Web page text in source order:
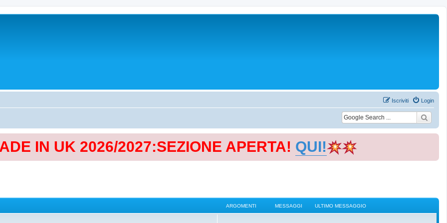
Login
Iscriviti
IN UK 2026/2027:SEZIONE APERTA! QUI!
ARGOMENTI MESSAGGI ULTIMO MESSAGGIO